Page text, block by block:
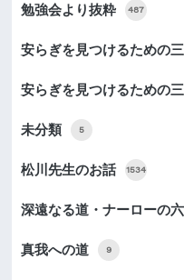
勉強会より抜粋 487
安らぎを見つけるための
安らぎを見つけるための
未分類 5
松川先生のお話 1534
深遠なる道・ナーローの
真我への道 9